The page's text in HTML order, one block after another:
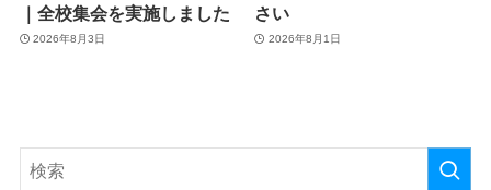
｜全校集会を実施しました
2026年8月3日
さい
2026年8月1日